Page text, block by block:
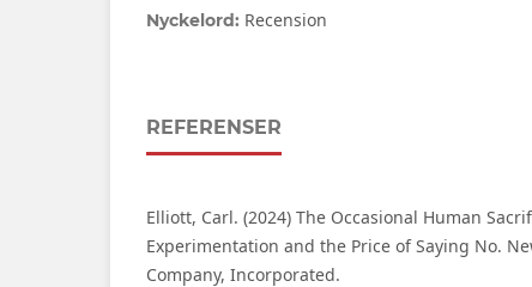
Nyckelord: Recension
REFERENSER
Elliott, Carl. (2024) The Occasional Human
Experimentation and the Price of Saying No.
Company, Incorporated.